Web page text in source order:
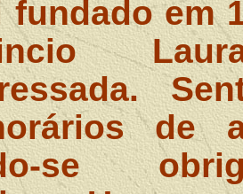
fundado em
de
se